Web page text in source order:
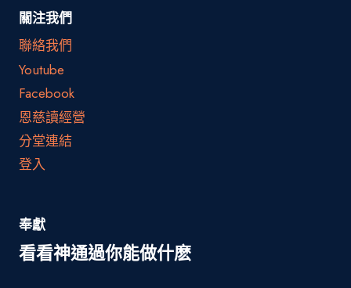
關注我們
聯絡我們
Youtube
Facebook
恩慈讀經營
分堂連結
登入
奉獻
看看神通過你能做什麽